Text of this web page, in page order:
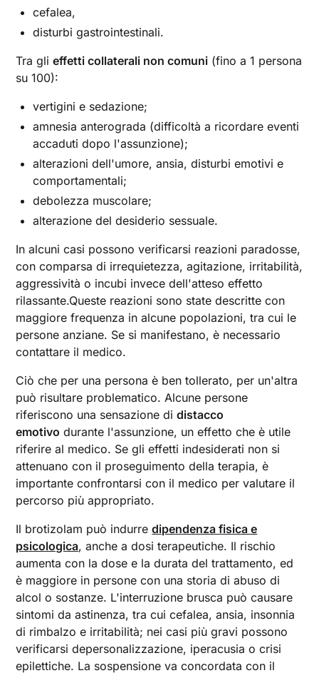
cefalea,
disturbi gastrointestinali.
Tra glieffetti collaterali non comuni (fino a 1 persona
su 100):
vertigini e sedazione;
amnesia anterograda (difficoltà a ricordare eventi
accaduti dopo l'assunzione);
alterazioni dell'umore, ansia, disturbi emotivi e
comportamentali;
debolezza muscolare;
alterazione del desiderio sessuale.
In alcuni casi possono verificarsi reazioni paradosse,
con comparsa di irrequietezza, agitazione, irritabilità,
aggressività o incubi invece dell'atteso effetto
rilassante.Queste reazioni sono state descritte con
maggiore frequenza in alcune popolazioni, tra cui le
persone anziane. Se si manifestano, è necessario
contattare il medico.
Ciò che per una persona è ben tollerato, per un'altra
può risultare problematico. Alcune persone
riferiscono una sensazione didistacco
emotivo durante l'assunzione, un effetto che è utile
riferire al medico. Se gli effetti indesiderati non si
attenuano con il proseguimento della terapia, è
importante confrontarsi con il medico per valutare il
percorso più appropriato.
Il brotizolam può indurredipendenza fisica e
psicologica, anche a dosi terapeutiche. Il rischio
aumenta con la dose e la durata del trattamento, ed
è maggiore in persone con una storia di abuso di
alcol o sostanze. L'interruzione brusca può causare
sintomi da astinenza, tra cui cefalea, ansia, insonnia
di rimbalzo e irritabilità; nei casi più gravi possono
verificarsi depersonalizzazione, iperacusia o crisi
epilettiche. La sospensione va concordata con il